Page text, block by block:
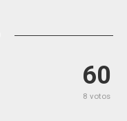
60
8 votos